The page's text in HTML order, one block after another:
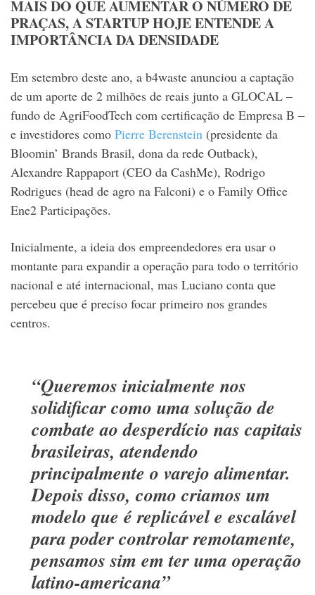
MAIS DO QUE AUMENTAR O NÚMERO DE
PRAÇAS, A STARTUP HOJE ENTENDE A
IMPORTÂNCIA DA DENSIDADE
Em setembro deste ano, a b4waste anunciou a captação
de um aporte de 2 milhões de reais junto a GLOCAL –
fundo de AgriFoodTech com certificação de Empresa B –
e investidores como Pierre Berenstein (presidente da
Bloomin’ Brands Brasil, dona da rede Outback),
Alexandre Rappaport (CEO da CashMe), Rodrigo
Rodrigues (head de agro na Falconi) e o Family Office
Ene2 Participações.
Inicialmente, a ideia dos empreendedores era usar o
montante para expandir a operação para todo o território
nacional e até internacional, mas Luciano conta que
percebeu que é preciso focar primeiro nos grandes
centros.
“Queremos inicialmente nos
solidificar como uma solução de
combate ao desperdício nas capitais
brasileiras, atendendo
principalmente o varejo alimentar.
Depois disso, como criamos um
modelo que é replicável e escalável
para poder controlar remotamente,
pensamos sim em ter uma operação
latino-americana”